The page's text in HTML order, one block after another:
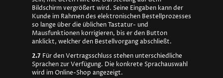
Bildschirm vergrößert wird. Seine Eingaben kann der
Kunde im Rahmen des elektronischen Bestellprozesses
so lange über die üblichen Tastatur- und
Mausfunktionen korrigieren, bis er den Button
anklickt, welcher den Bestellvorgang abschließt.
2.7 Für den Vertragsschluss stehen unterschiedliche
Sprachen zur Verfügung. Die konkrete Sprachauswahl
wird im Online-Shop angezeigt.